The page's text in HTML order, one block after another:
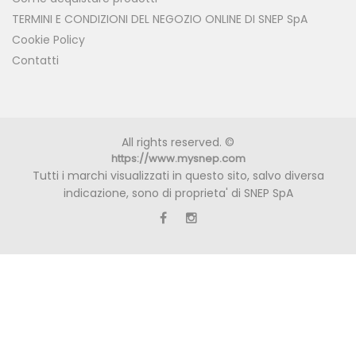
TERMINI E CONDIZIONI DEL NEGOZIO ONLINE DI SNEP SpA
Cookie Policy
Contatti
All rights reserved. ©
https://www.mysnep.com
Tutti i marchi visualizzati in questo sito, salvo diversa
indicazione, sono di proprieta' di SNEP SpA